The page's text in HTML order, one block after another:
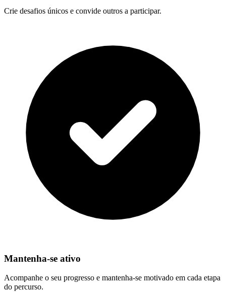
Crie desafios únicos e convide outros a participar.
Mantenha-se ativo
Acompanhe o seu progresso e mantenha-se motivado em cada etapa
do percurso.